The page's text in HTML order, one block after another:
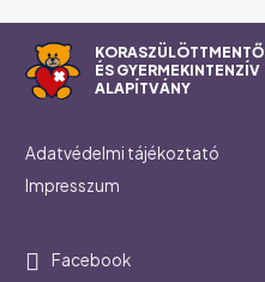
KORASZÜLÖTTMENTŐ
ÉS GYERMEKINTENZÍV
ALAPÍTVÁNY
Footer
Adatvédelmi tájékoztató
Impresszum
Social
Facebook